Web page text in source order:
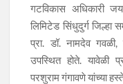
गटविकास अधिकारी
लिमिटेड सिंधुदुर्ग जिल्हा
प्रा. डॉ. नामदेव
उपस्थित होते. यावेळी
परशुराम गंगावणे यांच्या